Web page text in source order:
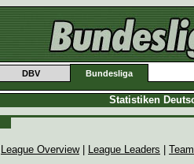
DBV Bundesliga
Statistiken
League Overview| League Leaders